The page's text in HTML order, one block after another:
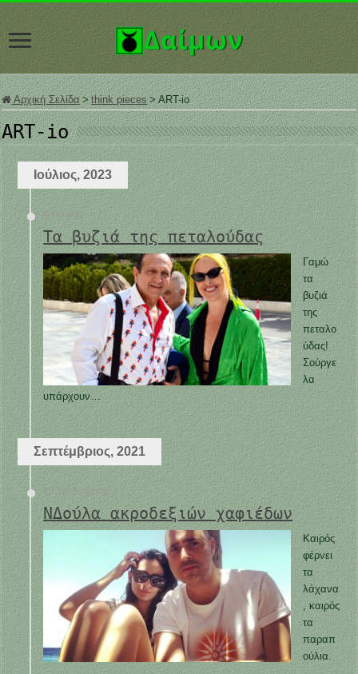
Αρχική Σελίδα > think pieces > ART-io
ART-io
Ιούλιος, 2023
4 Ιουλίου
Τα βυζιά της πεταλούδας
Γαμώ
τα
βυζιά
της
πεταλο
ύδας!
Σούργε
λα
υπάρχουν…
Σεπτέμβριος, 2021
16 Σεπτεμβρίου
ΝΔούλα ακροδεξιών χαφιέδων
Καιρός
φέρνει
τα
λάχανα
, καιρός
τα
παραπ
ούλια.